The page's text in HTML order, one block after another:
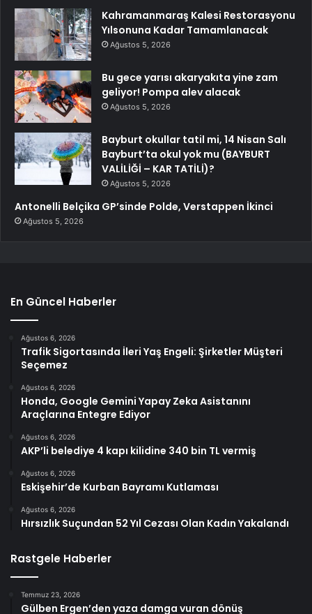
Kahramanmaraş Kalesi Restorasyonu
Yılsonuna Kadar Tamamlanacak
Ağustos 5, 2026
Bu gece yarısı akaryakıta yine zam
geliyor! Pompa alev alacak
Ağustos 5, 2026
Bayburt okullar tatil mi, 14 Nisan Salı
Bayburt’ta okul yok mu (BAYBURT
VALİLİĞİ – KAR TATİLİ)?
Ağustos 5, 2026
Antonelli Belçika GP’sinde Polde, Verstappen İkinci
Ağustos 5, 2026
En Güncel Haberler
Ağustos 6, 2026
Trafik Sigortasında İleri Yaş Engeli: Şirketler Müşteri
Seçemez
Ağustos 6, 2026
Honda, Google Gemini Yapay Zeka Asistanını
Araçlarına Entegre Ediyor
Ağustos 6, 2026
AKP’li belediye 4 kapı kilidine 340 bin TL vermiş
Ağustos 6, 2026
Eskişehir’de Kurban Bayramı Kutlaması
Ağustos 6, 2026
Hırsızlık Suçundan 52 Yıl Cezası Olan Kadın Yakalandı
Rastgele Haberler
Temmuz 23, 2026
Gülben Ergen’den yaza damga vuran dönüş